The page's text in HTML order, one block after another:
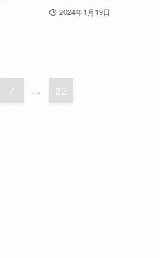
2024年1月19日
7 ... 22